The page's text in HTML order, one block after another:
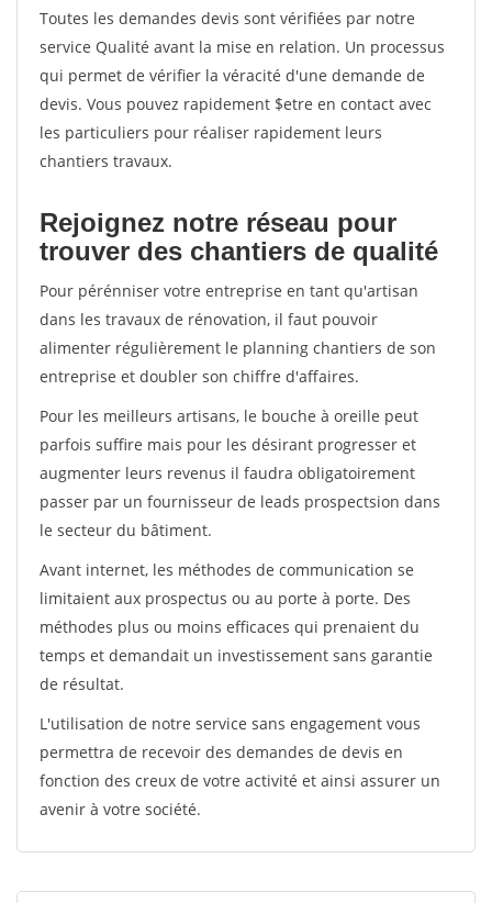
Toutes les demandes devis sont vérifiées par notre
service Qualité avant la mise en relation. Un processus
qui permet de vérifier la véracité d'une demande de
devis. Vous pouvez rapidement $etre en contact avec
les particuliers pour réaliser rapidement leurs
chantiers travaux.
Rejoignez notre réseau pour
trouver des chantiers de qualité
Pour pérénniser votre entreprise en tant qu'artisan
dans les travaux de rénovation, il faut pouvoir
alimenter régulièrement le planning chantiers de son
entreprise et doubler son chiffre d'affaires.
Pour les meilleurs artisans, le bouche à oreille peut
parfois suffire mais pour les désirant progresser et
augmenter leurs revenus il faudra obligatoirement
passer par un fournisseur de leads prospectsion dans
le secteur du bâtiment.
Avant internet, les méthodes de communication se
limitaient aux prospectus ou au porte à porte. Des
méthodes plus ou moins efficaces qui prenaient du
temps et demandait un investissement sans garantie
de résultat.
L'utilisation de notre service sans engagement vous
permettra de recevoir des demandes de devis en
fonction des creux de votre activité et ainsi assurer un
avenir à votre société.